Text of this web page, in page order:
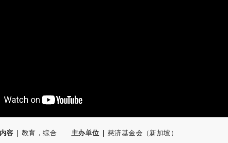
内容 | 教育 ，综合 主办单位 | 慈济基金会（新加坡）